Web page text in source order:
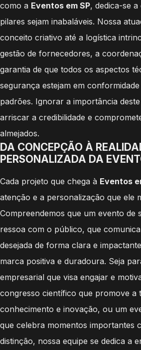
como a Eventos em SP, dedica-se
pilares sejam inabaláveis. Nossa
conceito criativo até a logística
gestão de fornecedores, a
garantia de que todos os aspectos
segurança estejam em
padrões. Ignorar a importância
arriscar a credibilidade e
almejados.
DA CONCEPÇÃO À
PERSONALIZADA DA
Cada projeto que chega à Eventos
atenção e a personalização que ele
Compreendemos que um evento de
ressoa com o público, que
desejada de forma clara e
marca positiva e duradoura. Seja
empresarial que visa engajar e
congresso científico que promove a
conhecimento e inovação, ou um
que celebra momentos importantes
distinção, nossa equipe se dedica a